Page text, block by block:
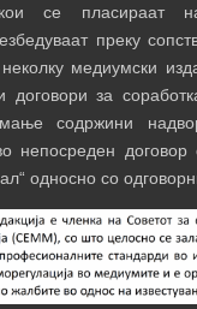
се пласираат
преку
медиумски
договори за
содржини
непосреден договор
односно со